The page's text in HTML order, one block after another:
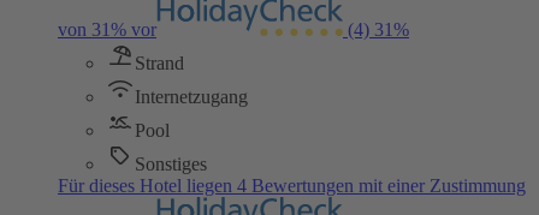
von 31% vor (4) 31%
Strand
Internetzugang
Pool
Sonstiges
Für dieses Hotel liegen 4 Bewertungen mit einer Zustimmung